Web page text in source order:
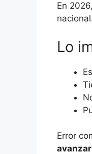
En
Lo
Error